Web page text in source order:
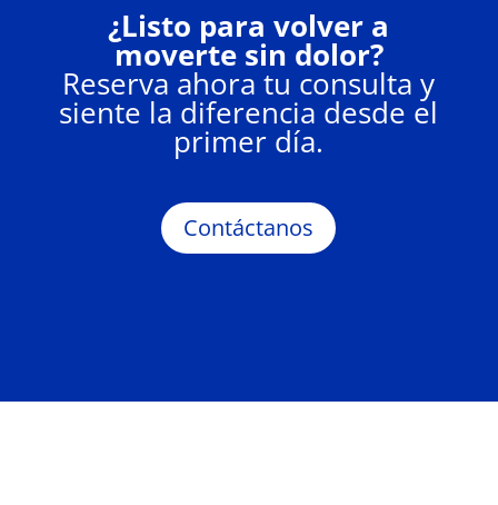
¿Listo para volver a
moverte sin dolor?
Reserva ahora tu consulta y
siente la diferencia desde el
primer día.
Contáctanos